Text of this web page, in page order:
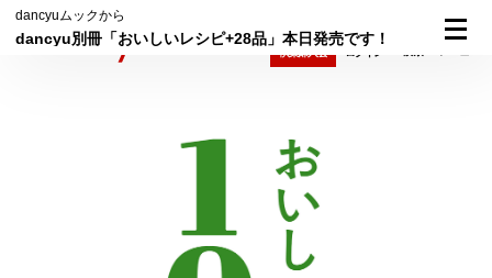
dancyuムックから
dancyu別冊「おいしいレシピ+28品」本日発売です！